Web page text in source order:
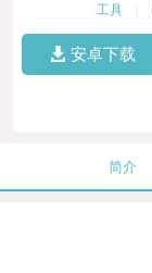
工具
安卓下载
简介